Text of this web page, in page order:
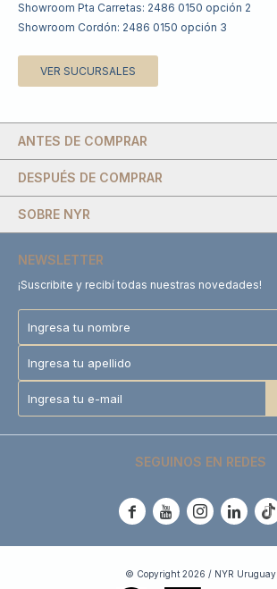
Showroom Pta Carretas: 2486 0150 opción 2
Showroom Cordón: 2486 0150 opción 3
VER SUCURSALES
DESPUÉS DE COMPRAR
SOBRE NYR
ANTES DE COMPRAR
NEWSLETTER
¡Suscribite y recibí todas nuestras novedades!
SEGUINOS EN REDES
    
© Copyright 2026 / NYR Uruguay